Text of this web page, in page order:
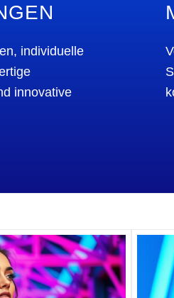
individuelle
innovative